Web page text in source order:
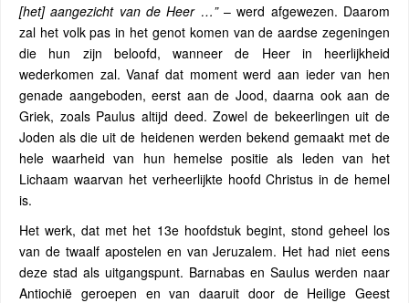
[het] aangezicht van de Heer …”– werd afgewezen. Daarom
zal het volk pas in het genot komen van de aardse zegeningen
die hun zijn beloofd, wanneer de Heer in heerlijkheid
wederkomen zal. Vanaf dat moment werd aan ieder van hen
genade aangeboden, eerst aan de Jood, daarna ook aan de
Griek, zoals Paulus altijd deed. Zowel de bekeerlingen uit de
Joden als die uit de heidenen werden bekend gemaakt met de
hele waarheid van hun hemelse positie als leden van het
Lichaam waarvan het verheerlijkte hoofd Christus in de hemel
is.
Het werk, dat met het 13e hoofdstuk begint, stond geheel los
van de twaalf apostelen en van Jeruzalem. Het had niet eens
deze stad als uitgangspunt. Barnabas en Saulus werden naar
Antiochië geroepen en van daaruit door de Heilige Geest